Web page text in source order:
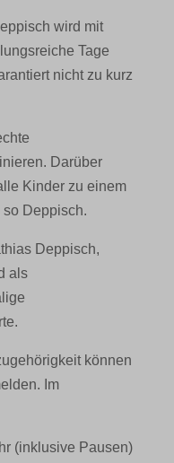
wird mit
Tage
nicht zu kurz
Darüber
Kinder zu einem
so Deppisch.
Deppisch,
als
können
Im
(inklusive Pausen)